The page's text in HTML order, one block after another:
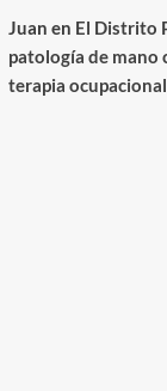
Juan en El Distrito
patología de mano
terapia ocupacional